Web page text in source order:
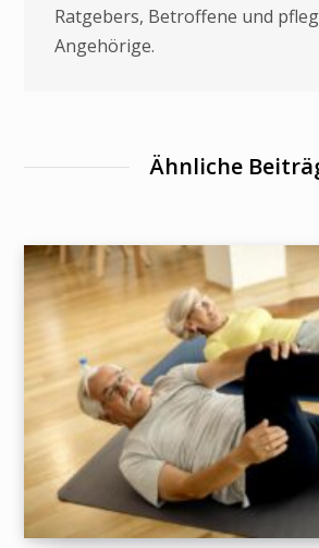
Ratgebers, Betroffene und
Angehörige.
Ähnliche